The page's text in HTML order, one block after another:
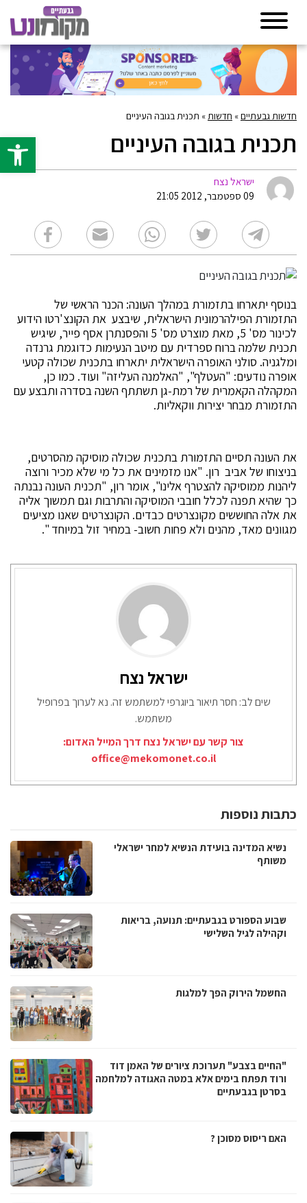
פתח
חדשות גבעתיים» חדשות » תכנית בגובה העיניים
תכנית בגובה העיניים
ישראל נצח
09 ספטמבר, 2012 21:05
בנוסף יתארחו בתזמורת במהלך העונה: הכנר הראשי של
התזמורת הפילהרמונית הישראלית, שיבצע את הקונצ'רטו הידוע
לכינור מס' 5, מאת מוצרט מס' 5 והפסנתרן אסף פייר, שיגיש
תכנית שלמה ברוח ספרדית עם מיטב הנעימות כדוגמת גרנדה
ומלגניה. סולני האופרה הישראלית יתארחו בתכנית שכולה קטעי
אופרה נודעים: "העטלף", "האלמנה העליזה" ועוד. כמו כן,
המקהלה הקאמרית של רמת-גן תשתתף השנה בסדרה ותבצע עם
התזמורת מבחר יצירות ווקאליות.
את העונה תסיים התזמורת בתכנית שכולה מוסיקה מהסרטים,
בניצוחו של אביב רון. "אנו מזמינים את כל מי שלא מכיר ורוצה
ליהנות ממוסיקה להצטרף אלינו", אומר רון, "תכנית העונה נבנתה
כך שהיא תפנה לכלל חובבי המוסיקה והתרבות וגם תמשוך אליה
את אלה החוששים מקונצרטים כבדים. הקונצרטים שאנו מציעים
מגוונים מאד, מהנים ולא פחות חשוב- במחיר זול במיוחד ".
ישראל נצח
שים לב: חסר תיאור ביוגרפי למשתמש זה. נא לערוך בפרופיל
משתמש.
צור קשר עם ישראל נצח דרך המייל האדום:
office@mekomonet.co.il
כתבות נוספות
נשיא המדינה בועידת הנשיא למחר ישראלי
משותף
שבוע הספורט בגבעתיים: תנועה, בריאות
וקהילה לגיל השלישי
החשמל הירוק הפך למלגות
"החיים בצבע" תערוכת ציורים של האמן דוד
ורוד תפתח בימים אלא במטה האגודה למלחמה
בסרטן בגבעתיים
האם ריסוס מסוכן ?